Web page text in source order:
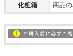
化粧箱
商品